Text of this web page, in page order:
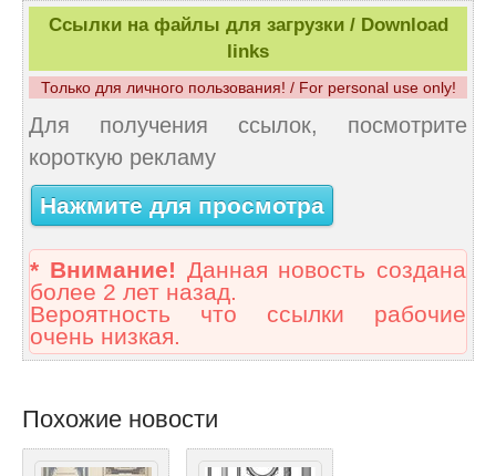
Ссылки на файлы для загрузки / Download
links
Только для личного пользования! / For personal use only!
Для получения ссылок, посмотрите
короткую рекламу
Нажмите для просмотра
* Внимание! Данная новость создана
более 2 лет назад.
Вероятность что ссылки рабочие
очень низкая.
Похожие новости